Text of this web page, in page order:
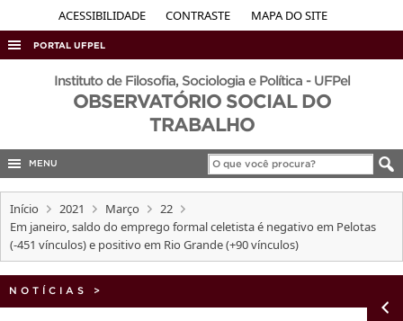
ACESSIBILIDADE CONTRASTE MAPA DO SITE
PORTAL UFPEL
ACESSO À INFORMAÇÃO
AUDITORIA
CONCURSOS
INTERNACIONAL
OUVIDORIA
PORTARIAS
Instituto de Filosofia, Sociologia e Política - UFPel
OBSERVATÓRIO SOCIAL DO
TRABALHO
MENU
Início 2021 Março
22
Em janeiro, saldo do emprego formal celetista é negativo em Pelotas
(-451 vínculos) e positivo em Rio Grande (+90 vínculos)
NOTÍCIAS >